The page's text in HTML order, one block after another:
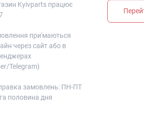
Kyivparts працює
при'маються
через сайт або в
Telegram)
замовлень: ПН-ПТ
половина дня